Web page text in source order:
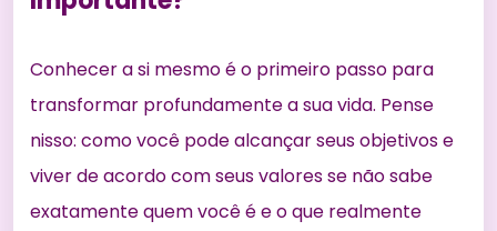
Conhecer a si mesmo é o primeiro passo para
transformar profundamentea sua vida. Pense
nisso: como você pode alcançar seus objetivos e
viver de acordo com seus valores se não sabe
exatamente quem você é e o que realmente